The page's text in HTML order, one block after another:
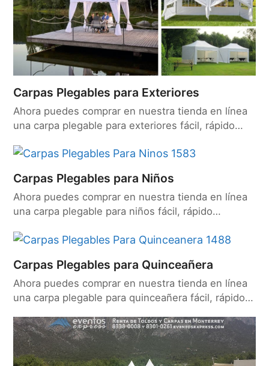
Carpas Plegables para Exteriores
Ahora puedes comprar en nuestra tienda en línea
una carpa plegable para exteriores fácil, rápido…
Carpas Plegables para Niños
Ahora puedes comprar en nuestra tienda en línea
una carpa plegable para niños fácil, rápido…
Carpas Plegables para Quinceañera
Ahora puedes comprar en nuestra tienda en línea
una carpa plegable para quinceañera fácil, rápido…